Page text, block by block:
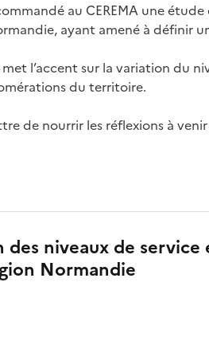
au CEREMA une
ayant amené à définir
l’accent sur la variation du
du territoire.
de nourrir les réflexions à
des niveaux de
Normandie